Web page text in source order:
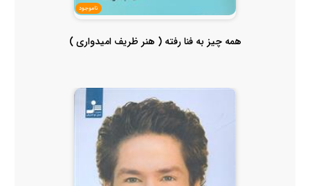
ناموجود
همه چیز به فنا رفته ( هنر ظریف امیدواری )